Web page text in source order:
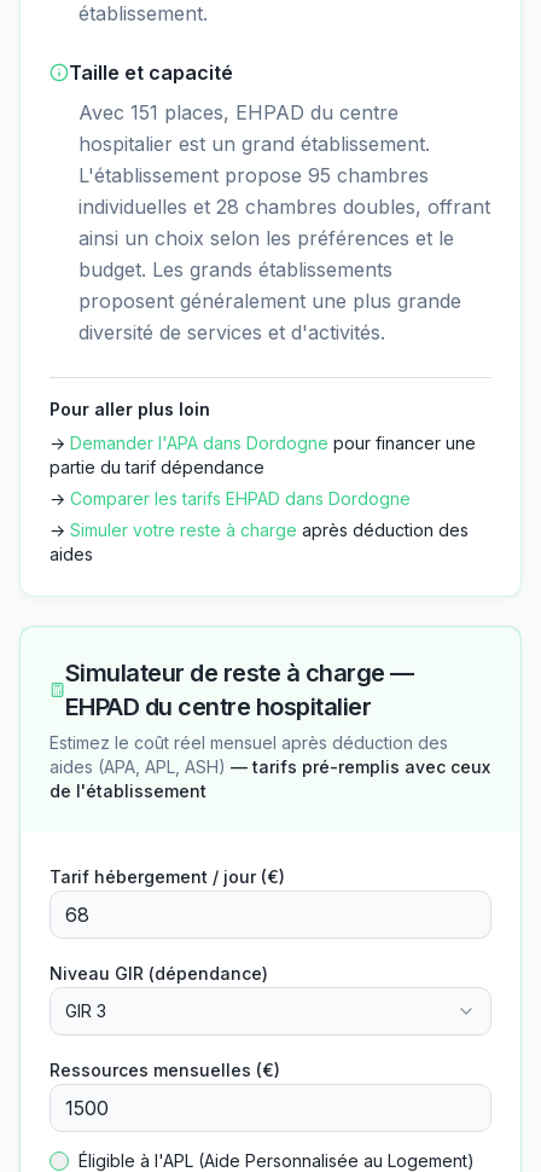
établissement.
Taille et capacité
Avec 151 places, EHPAD du centre
hospitalier est un grand établissement.
L'établissement propose 95 chambres
individuelles et 28 chambres doubles, offrant
ainsi un choix selon les préférences et le
budget. Les grands établissements
proposent généralement une plus grande
diversité de services et d'activités.
Pour aller plus loin
→ Demander l'APA dans Dordogne pour financer une
partie du tarif dépendance
→ Comparer les tarifs EHPAD dans Dordogne
→ Simuler votre reste à charge après déduction des
aides
Simulateur de reste à charge —
EHPAD du centre hospitalier
Estimez le coût réel mensuel après déduction des
aides (APA, APL, ASH) — tarifs pré-remplis avec ceux
de l'établissement
Tarif hébergement / jour (€)
Niveau GIR (dépendance)
GIR 3
Ressources mensuelles (€)
Éligible à l'APL (Aide Personnalisée au Logement)